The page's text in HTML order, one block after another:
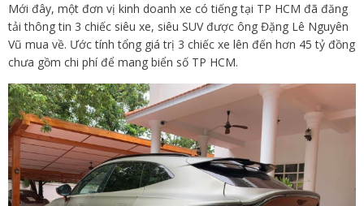
Mới đây, một đơn vị kinh doanh xe có tiếng tại TP HCM đã đăng
tải thông tin 3 chiếc siêu xe, siêu SUV được ông Đặng Lê Nguyên
Vũ mua về. Ước tính tổng giá trị 3 chiếc xe lên đến hơn 45 tỷ đồng
chưa gồm chi phí để mang biển số TP HCM.